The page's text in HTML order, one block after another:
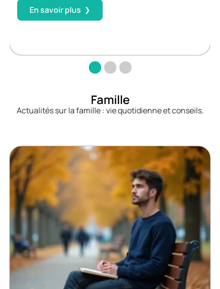
En savoir plus
Famille
Actualités sur la famille : vie quotidienne et conseils.